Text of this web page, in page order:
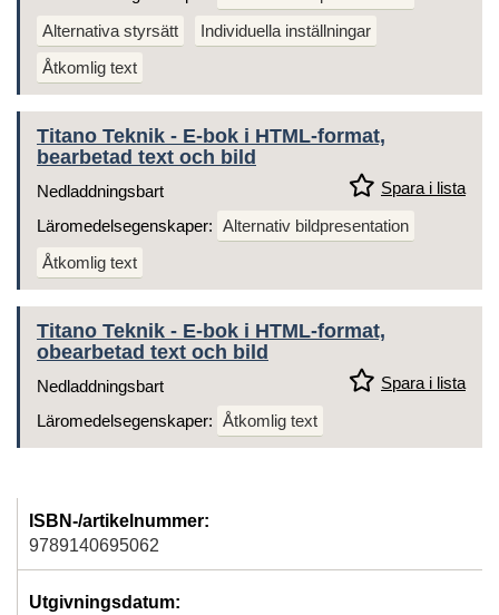
Alternativa styrsätt
Individuella inställningar
Åtkomlig text
Titano Teknik - E-bok i HTML-format,
bearbetad text och bild
Spara i lista
Nedladdningsbart
Läromedelsegenskaper: Alternativ bildpresentation
Åtkomlig text
Titano Teknik - E-bok i HTML-format,
obearbetad text och bild
Spara i lista
Nedladdningsbart
Läromedelsegenskaper: Åtkomlig text
ISBN-/artikelnummer:
9789140695062
Utgivningsdatum: